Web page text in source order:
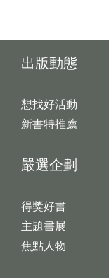
出版動態
想找好活動
新書特推薦
嚴選企劃
得獎好書
主題書展
焦點人物